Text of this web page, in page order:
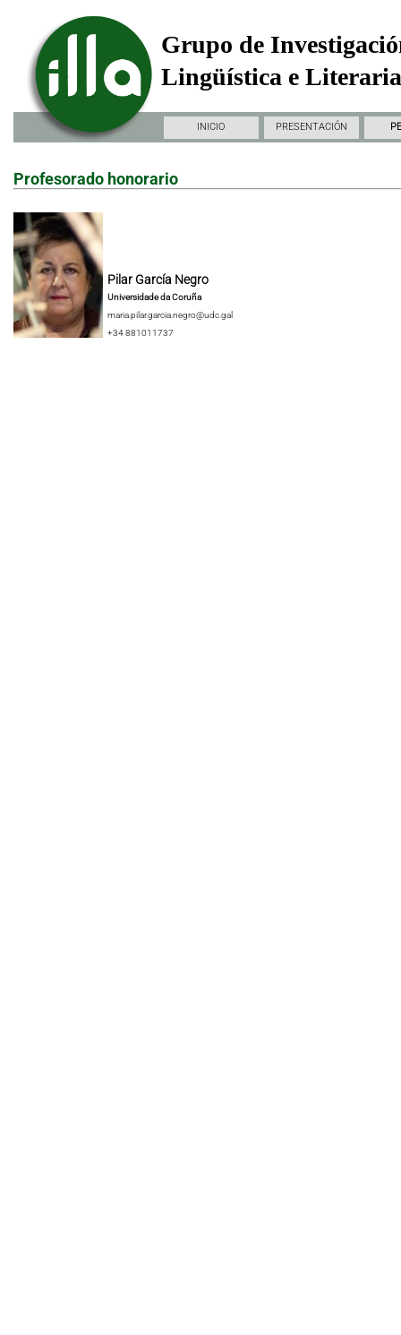
Grupo de
Lingüística e
INICIO PRESENTACIÓN
Profesorado honorario
Pilar García Negro
Universidade da Coruña
maria.pilar.garcia.negro@udc.gal
+34 881011737